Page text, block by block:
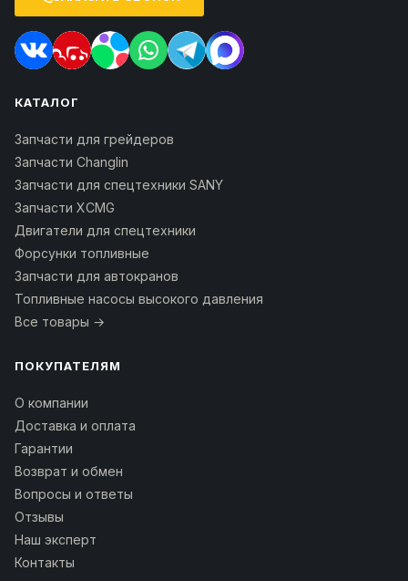
КАТАЛОГ
Запчасти для грейдеров
Запчасти Changlin
Запчасти для спецтехники SANY
Запчасти XCMG
Двигатели для спецтехники
Форсунки топливные
Запчасти для автокранов
Топливные насосы высокого давления
Все товары →
ПОКУПАТЕЛЯМ
О компании
Доставка и оплата
Гарантии
Возврат и обмен
Вопросы и ответы
Отзывы
Наш эксперт
Контакты